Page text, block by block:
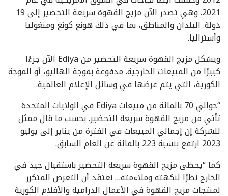
2021. وهي تصدر الآن مزيج القهوة سريعة التحضير إلى 19
دولة. البلدان والمناطق، بما في ذلك هونغ كونغ ومنغوليا
وأستراليا.
ويشكل مزيج القهوة سريعة التحضير من Ediya الآن جزءًا
كبيرًا من المبيعات الخارجية. مدفوعة بموجة الهاليو، أو الموجة
الكورية، التي يتم عرضها في وسائل الإعلام العالمية.
“حوالي 70 بالمائة من مبيعات Ediya في الولايات المتحدة
تأتي من مزيج القهوة سريعة التحضير. بحسب ما قال ممثل
للشركة إن إجمالي المبيعات في الفترة من يناير إلى يوليو
2023 ارتفع بنسبة 223 بالمائة عن العام السابق.
كما “يحظى مزيج القهوة سريعة التحضير باستقبال جيد في
الخارج نظرًا لنكهته وملاءمته… نعتقد أن التعرض المتكرر
لمنتجات مزيج القهوة في الأعمال الدرامية والأفلام الكورية